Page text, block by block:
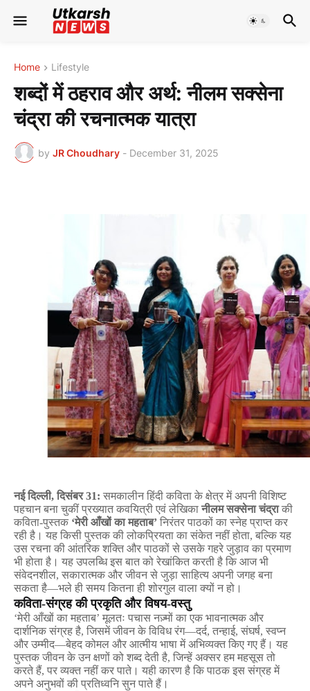
Home Lifestyle
शब्दों में ठहराव और अर्थ: नीलम सक्सेना
चंद्रा की रचनात्मक यात्रा
by JR Choudhary - December 31, 2025
नई दिल्ली,दिसंबर31: समकालीन हिंदी कविता के क्षेत्र में अपनी विशिष्ट
पहचान बना चुकीं प्रख्यात कवयित्री एवं लेखिका नीलम सक्सेना चंद्रा की
कविता-पुस्तक ‘मेरी आँखों का महताब’ निरंतर पाठकों का स्नेह प्राप्त कर
रही है। यह किसी पुस्तक की लोकप्रियता का संकेत नहीं होता, बल्कि यह
उस रचना की आंतरिक शक्ति और पाठकों से उसके गहरे जुड़ाव का प्रमाण
भी होता है। यह उपलब्धि इस बात को रेखांकित करती है कि आज भी
संवेदनशील, सकारात्मक और जीवन से जुड़ा साहित्य अपनी जगह बना
सकता है—भले ही समय कितना ही शोरगुल वाला क्यों न हो।
कविता-संग्रह की प्रकृति और विषय-वस्तु
‘मेरी आँखों का महताब’ मूलतः पचास नज़्मों का एक भावनात्मक और
दार्शनिक संग्रह है, जिसमें जीवन के विविध रंग—दर्द, तन्हाई, संघर्ष, स्वप्न
और उम्मीद—बेहद कोमल और आत्मीय भाषा में अभिव्यक्त किए गए हैं। यह
पुस्तक जीवन के उन क्षणों को शब्द देती है, जिन्हें अक्सर हम महसूस तो
करते हैं, पर व्यक्त नहीं कर पाते। यही कारण है कि पाठक इस संग्रह में
अपने अनुभवों की प्रतिध्वनि सुन पाते हैं।